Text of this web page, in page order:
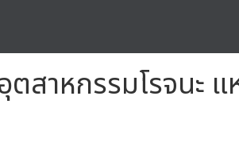
สาหกรรมโรจนะ